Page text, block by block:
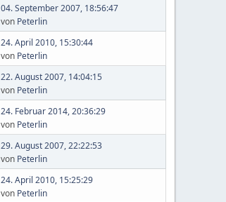
04. September 2007, 18:56:47
von Peterlin
24. April 2010, 15:30:44
von Peterlin
22. August 2007, 14:04:15
von Peterlin
24. Februar 2014, 20:36:29
von Peterlin
29. August 2007, 22:22:53
von Peterlin
24. April 2010, 15:25:29
von Peterlin